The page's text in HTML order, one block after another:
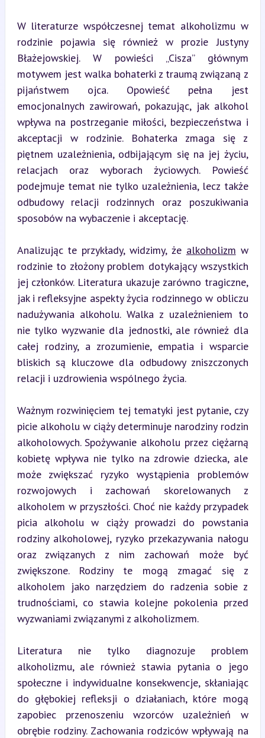
W literaturze współczesnej temat alkoholizmu w
rodzinie pojawia się również w prozie Justyny
Błażejowskiej. W powieści „Cisza” głównym
motywem jest walka bohaterki z traumą związaną z
pijaństwem ojca. Opowieść pełna jest
emocjonalnych zawirowań, pokazując, jak alkohol
wpływa na postrzeganie miłości, bezpieczeństwa i
akceptacji w rodzinie. Bohaterka zmaga się z
piętnem uzależnienia, odbijającym się na jej życiu,
relacjach oraz wyborach życiowych. Powieść
podejmuje temat nie tylko uzależnienia, lecz także
odbudowy relacji rodzinnych oraz poszukiwania
sposobów na wybaczenie i akceptację.
Analizując te przykłady, widzimy, że alkoholizm w
rodzinie to złożony problem dotykający wszystkich
jej członków. Literatura ukazuje zarówno tragiczne,
jak i refleksyjne aspekty życia rodzinnego w obliczu
nadużywania alkoholu. Walka z uzależnieniem to
nie tylko wyzwanie dla jednostki, ale również dla
całej rodziny, a zrozumienie, empatia i wsparcie
bliskich są kluczowe dla odbudowy zniszczonych
relacji i uzdrowienia wspólnego życia.
Ważnym rozwinięciem tej tematyki jest pytanie, czy
picie alkoholu w ciąży determinuje narodziny rodzin
alkoholowych. Spożywanie alkoholu przez ciężarną
kobietę wpływa nie tylko na zdrowie dziecka, ale
może zwiększać ryzyko wystąpienia problemów
rozwojowych i zachowań skorelowanych z
alkoholem w przyszłości. Choć nie każdy przypadek
picia alkoholu w ciąży prowadzi do powstania
rodziny alkoholowej, ryzyko przekazywania nałogu
oraz związanych z nim zachowań może być
zwiększone. Rodziny te mogą zmagać się z
alkoholem jako narzędziem do radzenia sobie z
trudnościami, co stawia kolejne pokolenia przed
wyzwaniami związanymi z alkoholizmem.
Literatura nie tylko diagnozuje problem
alkoholizmu, ale również stawia pytania o jego
społeczne i indywidualne konsekwencje, skłaniając
do głębokiej refleksji o działaniach, które mogą
zapobiec przenoszeniu wzorców uzależnień w
obrębie rodziny. Zachowania rodziców wpływają na